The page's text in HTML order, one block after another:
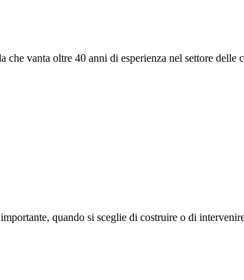
vanta oltre 40 anni di esperienza nel settore
quando si sceglie di costruire o di